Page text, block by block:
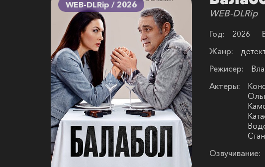
WEB-DLRip
Год: 2026
Жанр:
Режисер:
Актеры:
Озвучивание:
WEB-DLRip / 2026